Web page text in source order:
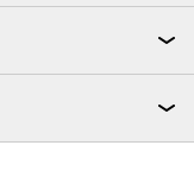
quantidades, de
do preparo para
atender às necessidades
benefício.